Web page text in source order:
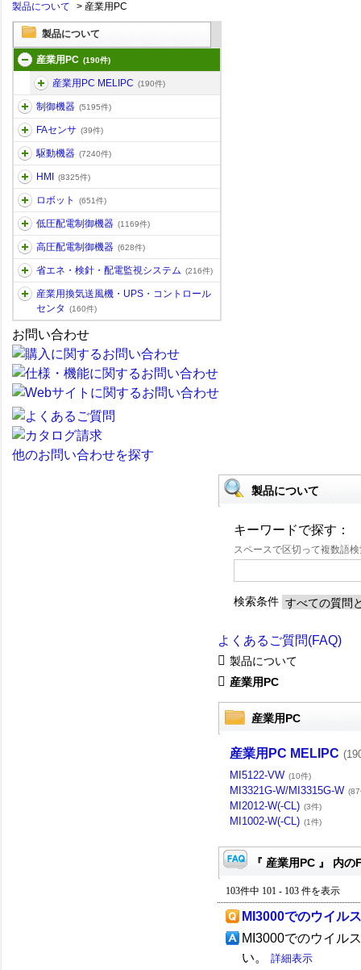
製品について > 産業用PC
製品について
産業用PC (190件)
産業用PC MELIPC (190件)
制御機器 (5195件)
FAセンサ (39件)
駆動機器 (7240件)
HMI (8325件)
ロボット (651件)
低圧配電制御機器 (1169件)
高圧配電制御機器 (628件)
省エネ・検針・配電監視システム (216件)
産業用換気送風機・UPS・コントロール
センタ
(160件)
お問い合わせ
他のお問い合わせを探す
製品について
キーワードで探す：
スペースで区切って複数語
検索条件
よくあるご質問(FAQ)
製品について
産業用PC
産業用PC
産業用PC MELIPC
MI5122-VW (10件)
MI3321G-W/MI3315G-W
MI2012-W(-CL) (3件)
MI1002-W(-CL) (1件)
『 産業用PC 』 内の
103件中 101 - 103 件を表示
MI3000でのウイル
MI3000でのウイル
い。 詳細表示